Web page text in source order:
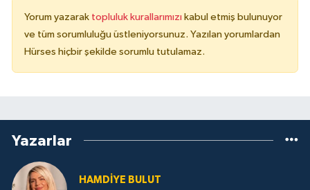
Yorum yazarak topluluk kurallarımızı kabul etmiş bulunuyor
ve tüm sorumluluğu üstleniyorsunuz. Yazılan yorumlardan
Hürses hiçbir şekilde sorumlu tutulamaz.
Yazarlar
HAMDIYE BULUT